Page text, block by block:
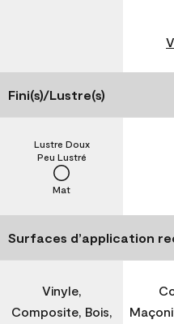
Fini(s)/Lustre(s)
Mat
Peu Lustré
Lustre Doux
Surfaces d’application
Vinyle,
Composite, Bois,